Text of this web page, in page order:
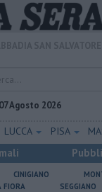
07 Agosto 2026
LUCCA PISA
CINIGIANO
FIORA
SEGGIANO